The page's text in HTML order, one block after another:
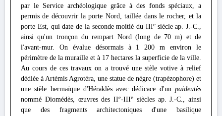
par le Service archéologique grâce à des fonds spéciaux, a
permis de découvrir la porte Nord, taillée dans le rocher, et la
porte Est, qui date de la seconde moitié du ΙΙΙe siècle ap. J.-C.,
ainsi qu'un tronçon du rempart Nord (long de 70 m) et de
l'avant-mur. On évalue désormais à 1 200 m environ le
périmètre de la muraille et à 17 hectares la superficie de la ville.
Au cours de ces travaux on a trouvé une stèle votive à relief
dédiée à Artémis Agrotéra, une statue de nègre (trapézophore) et
une stèle hermaïque d'Héraklès avec dédicace d'un paideutès
nommé Diomédès, œuvres des IIe-IIIe
siècles ap. J.-C., ainsi
que des fragments architectoniques d'une basilique